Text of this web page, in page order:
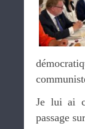
Je lui ai
passage